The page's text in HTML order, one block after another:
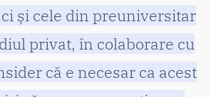
și cele din preuniversitar
privat, în colaborare cu
că e necesar ca acest